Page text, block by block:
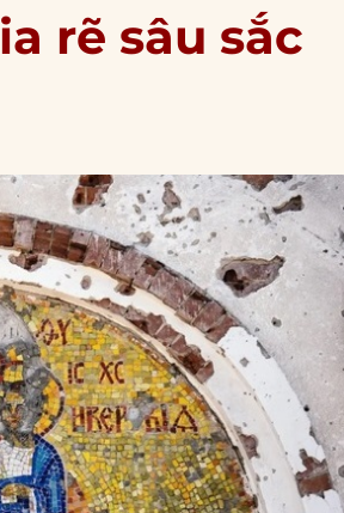
rẽ sâu sắc